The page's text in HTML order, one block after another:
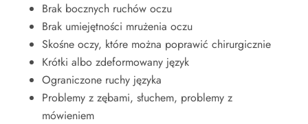
Brak bocznych ruchów oczu
Brak umiejętności mrużenia oczu
Skośne oczy, które można poprawić chirurgicznie
Krótki albo zdeformowany język
Ograniczone ruchy języka
Problemy z zębami, słuchem, problemy z
mówieniem